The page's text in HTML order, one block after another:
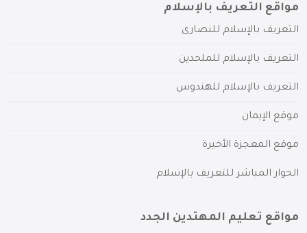
مواقع التعريف بالإسلام
التعريف بالإسلام للنصارى
التعريف بالإسلام للملحدين
التعريف بالإسلام للهندوس
موقع الإيمان
موقع المعجزة الأخيرة
الحوار المباشر للتعريف بالإسلام
مواقع تعليم المهتدين الجدد